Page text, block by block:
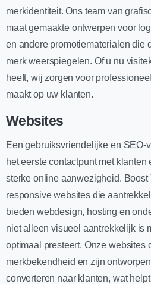
merkidentiteit. Ons team van
maat gemaakte ontwerpen voor
en andere promotiematerialen die
merk weerspiegelen. Of u nu
heeft, wij zorgen voor
maakt op uw klanten.
Websites
Een gebruiksvriendelijke en
het eerste contactpunt met
sterke online aanwezigheid. Boost
responsive websites die
bieden webdesign, hosting en
niet alleen visueel aantrekkelijk is
optimaal presteert. Onze websites
merkbekendheid en zijn
converteren naar klanten, wat